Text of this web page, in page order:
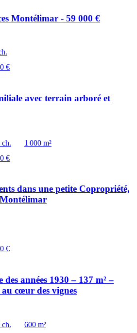
Montélimar - 59 000 €
€
avec terrain arboré et
ch.
1 000 m²
€
dans une petite Copropriété,
€
années 1930 – 137 m² –
cœur des vignes
ch.
600 m²